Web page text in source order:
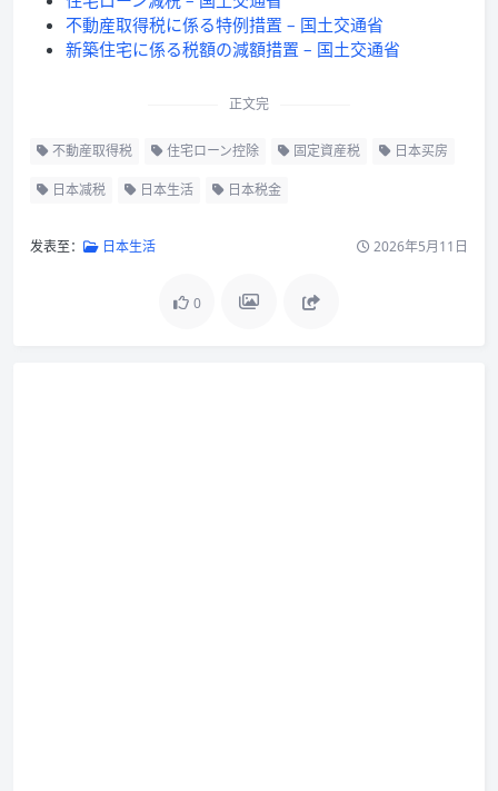
不動産取得税に係る特例措置 – 国土交通省
新築住宅に係る税額の減額措置 – 国土交通省
正文完
不動産取得税 住宅ローン控除 固定資産税 日本买房
日本减税 日本生活 日本税金
发表至： 日本生活 2026年5月11日
0